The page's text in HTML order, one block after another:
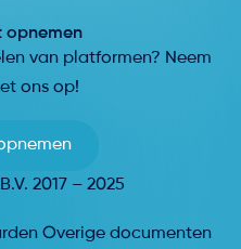
opnemen
van platformen? Neem
ons op!
2017 – 2025
Overige documenten